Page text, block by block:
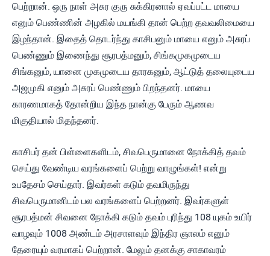
பெற்றான். ஒரு நாள் அசுர குரு சுக்கிரனால் ஏவப்பட்ட மாயை
எனும் பெண்ணின் அழகில் மயங்கி தான் பெற்ற தவவலிமையை
இழந்தான். இதைத் தொடர்ந்து காசிபனும் மாயை எனும் அசுரப்
பெண்ணும் இணைந்து சூரபத்மனும், சிங்கமுகமுடைய
சிங்கனும், யானை முகமுடைய தாரகனும், ஆட்டுத் தலையுடைய
அஜமுகி எனும் அசுரப் பெண்ணும் பிறந்தனர். மாயை
காரணமாகத் தோன்றிய இந்த நான்கு பேரும் ஆணவ
மிகுதியால் மிதந்தனர்.
காசிபர் தன் பிள்ளைகளிடம், சிவபெருமானை நோக்கித் தவம்
செய்து வேண்டிய வரங்களைப் பெற்று வாழுங்கள்! என்று
உபதேசம் செய்தார். இவர்கள் கடும் தவமிருந்து
சிவபெருமானிடம் பல வரங்களைப் பெற்றனர். இவர்களுள்
சூரபத்மன் சிவனை நோக்கி கடும் தவம் புரிந்து 108 யுகம் உயிர்
வாழவும் 1008 அண்டம் அரசாளவும் இந்திர ஞாலம் எனும்
தேரையும் வரமாகப் பெற்றான். மேலும் தனக்கு சாகாவரம்